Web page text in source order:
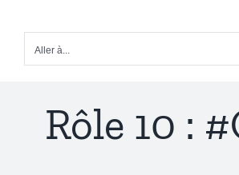
contenuAller à...
Rôle 10 :